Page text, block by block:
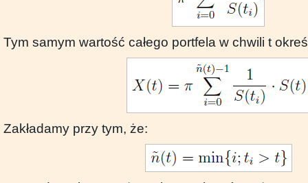
Tym samym wartość całego portfela w chwili t
Zakładamy przy tym, że: